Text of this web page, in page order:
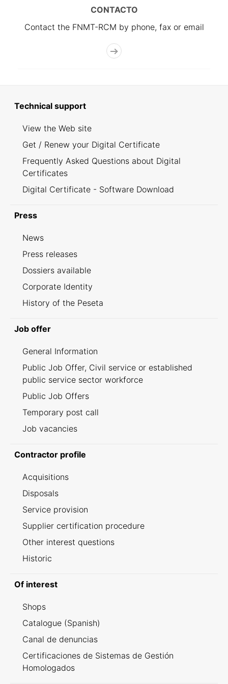
CONTACTO
Contact the FNMT-RCM by phone, fax or email
Technical support
View the Web site
Get / Renew your Digital Certificate
Frequently Asked Questions about Digital
Certificates
Digital Certificate - Software Download
Press
News
Press releases
Dossiers available
Corporate Identity
History of the Peseta
Job offer
General Information
Public Job Offer, Civil service or established
public service sector workforce
Public Job Offers
Temporary post call
Job vacancies
Contractor profile
Acquisitions
Disposals
Service provision
Supplier certification procedure
Other interest questions
Historic
Of interest
Shops
Catalogue (Spanish)
Canal de denuncias
Certificaciones de Sistemas de Gestión
Homologados